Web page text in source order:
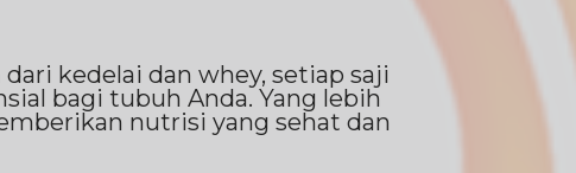
kedelai dan whey, setiap saji
bagi tubuh Anda. Yang lebih
nutrisi yang sehat dan